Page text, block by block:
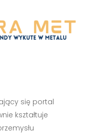
się portal
kształtuje